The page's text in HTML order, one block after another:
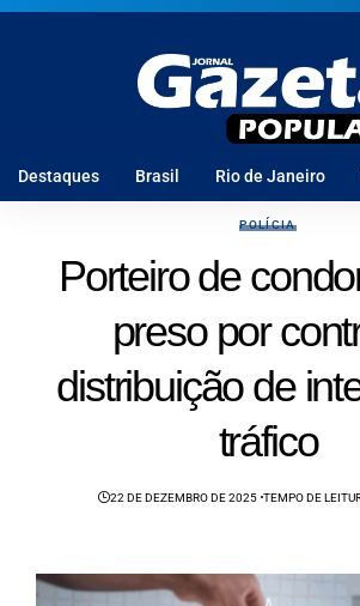
Destaques Brasil Rio de Janeiro
POLÍCIA
Porteiro de
preso por
distribuição de
tráfico
22 DE DEZEMBRO DE 2025 TEMPO DE